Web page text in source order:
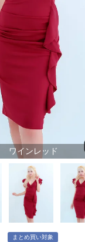
ワインレッド
まとめ買い対象